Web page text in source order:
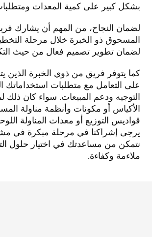
بشكل كبير على كمية المعدات
لضمان النجاح، من المهم أن يشارك
المسحوق ذو الخبرة خلال مرحلة
لضمان تطوير تصميم فعال من حيث
كما يتوفر فريق من ذوي الخبرة الذين
على التعامل مع متطلبات استخداماتك
التوجيه ودعم المبيعات. سواء كان ذلك
الأكياس أو مكونات وأنظمة مناولة
قواديس التوزيع أو معدات المناولة
يرجى إشراكنا في مرحلة مبكرة في
نتمكن من مساعدتك في اختيار حلول
ملاءمة وكفاءة.